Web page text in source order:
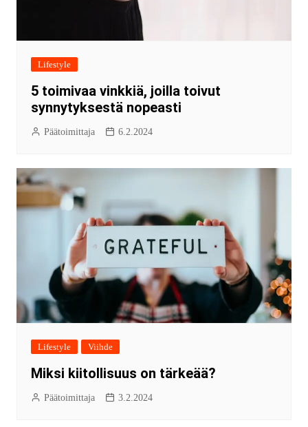
Lifestyle
5 toimivaa vinkkiä, joilla toivut
synnytyksestä nopeasti
Päätoimittaja 6.2.2024
Lifestyle Viihde
Miksi kiitollisuus on tärkeää?
Päätoimittaja 3.2.2024